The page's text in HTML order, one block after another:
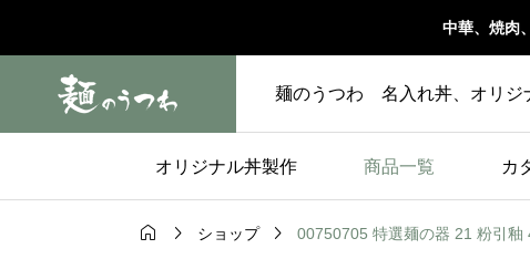
中華、焼肉
麺のうつわ 名入れ丼、オリジ
オリジナル丼製作 商品一覧 カ
  ショップ  00750705 特選麺の器 21 粉引釉